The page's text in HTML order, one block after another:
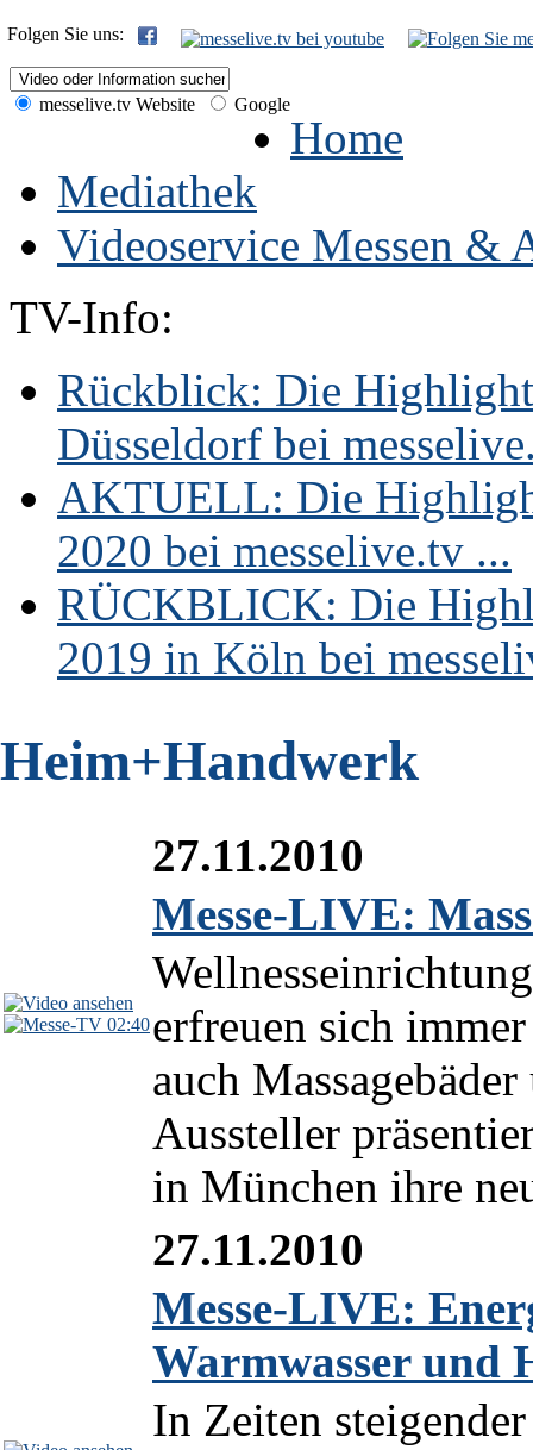
Folgen Sie uns:
messelive.tv Website Google
Home
Mediathek
Videoservice Messen &
TV-Info:
Rückblick: Die
Düsseldorf bei
AKTUELL: Die
2020 bei messelive.tv ...
RÜCKBLICK: Die
2019 in Köln bei
Heim+Handwerk
02:40
27.11.2010
Messe-LIVE:
erfreuen sich
auch
Aussteller
in München ihre
27.11.2010
Messe-LIVE:
Warmwasser und
In Zeiten